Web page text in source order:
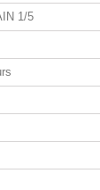
1/5